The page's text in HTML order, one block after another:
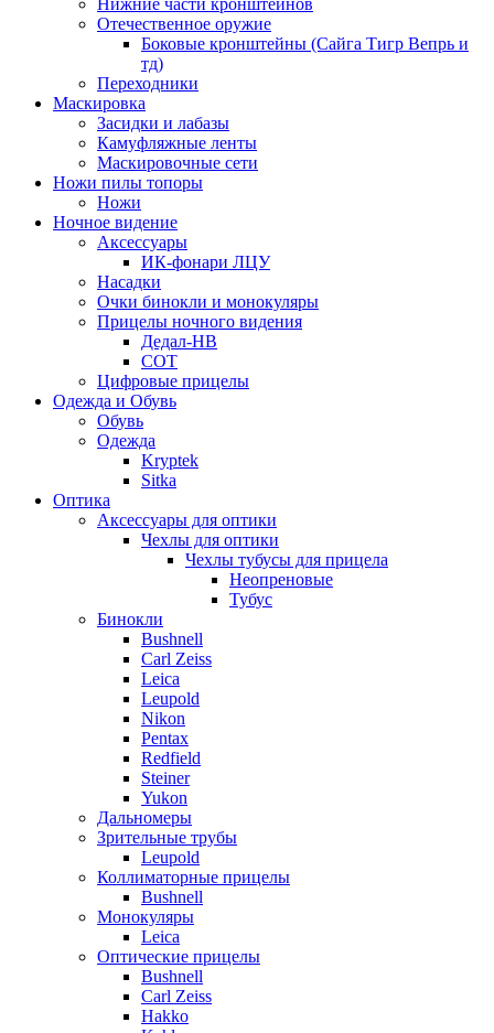
Нижние части кронштейнов
Отечественное оружие
Боковые кронштейны (Сайга Тигр Вепрь и
тд)
Переходники
Маскировка
Засидки и лабазы
Камуфляжные ленты
Маскировочные сети
Ножи пилы топоры
Ножи
Ночное видение
Аксессуары
ИК-фонари ЛЦУ
Насадки
Очки бинокли и монокуляры
Прицелы ночного видения
Дедал-НВ
СОТ
Цифровые прицелы
Одежда и Обувь
Обувь
Одежда
Kryptek
Sitka
Оптика
Аксессуары для оптики
Чехлы для оптики
Чехлы тубусы для прицела
Неопреновые
Тубус
Бинокли
Bushnell
Carl Zeiss
Leica
Leupold
Nikon
Pentax
Redfield
Steiner
Yukon
Дальномеры
Зрительные трубы
Leupold
Коллиматорные прицелы
Bushnell
Монокуляры
Leica
Оптические прицелы
Bushnell
Carl Zeiss
Hakko